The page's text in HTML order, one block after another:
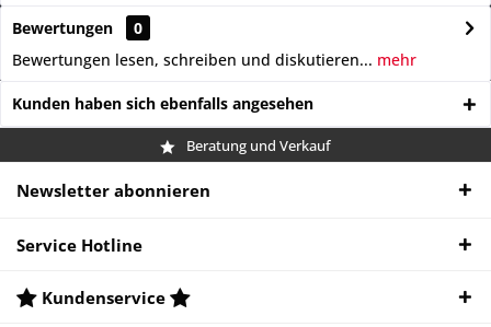
Bewertungen
0
Bewertungen lesen, schreiben und diskutieren... mehr
Kunden haben sich ebenfalls angesehen
Beratung und Verkauf
Newsletter abonnieren
Service Hotline
Kundenservice